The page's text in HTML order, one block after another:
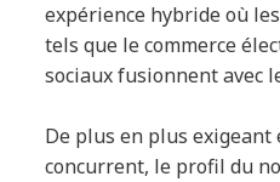
expérience hybride où
tels que le commerce
sociaux fusionnent avec
De plus en plus
concurrent, le profil du